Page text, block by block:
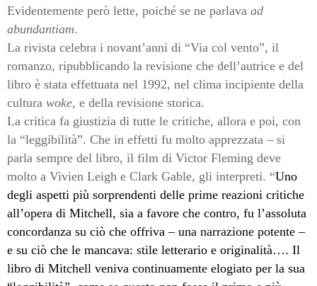
Evidentemente però lette, poiché se ne parlava ad
abundantiam.
La rivista celebra i novant’anni di “Via col vento”, il
romanzo, ripubblicando la revisione che dell’autrice e del
libro è stata effettuata nel 1992, nel clima incipiente della
cultura woke, e della revisione storica.
La critica fa giustizia di tutte le critiche, allora e poi, con
la “leggibilità”. Che in effetti fu molto apprezzata – si
parla sempre del libro, il film di Victor Fleming deve
molto a Vivien Leigh e Clark Gable, gli interpreti. “Uno
degli aspetti più sorprendenti delle prime reazioni critiche
all’opera di Mitchell, sia a favore che contro, fu l’assoluta
concordanza su ciò che offriva – una narrazione potente –
e su ciò che le mancava: stile letterario e originalità…. Il
libro di Mitchell veniva continuamente elogiato per la sua